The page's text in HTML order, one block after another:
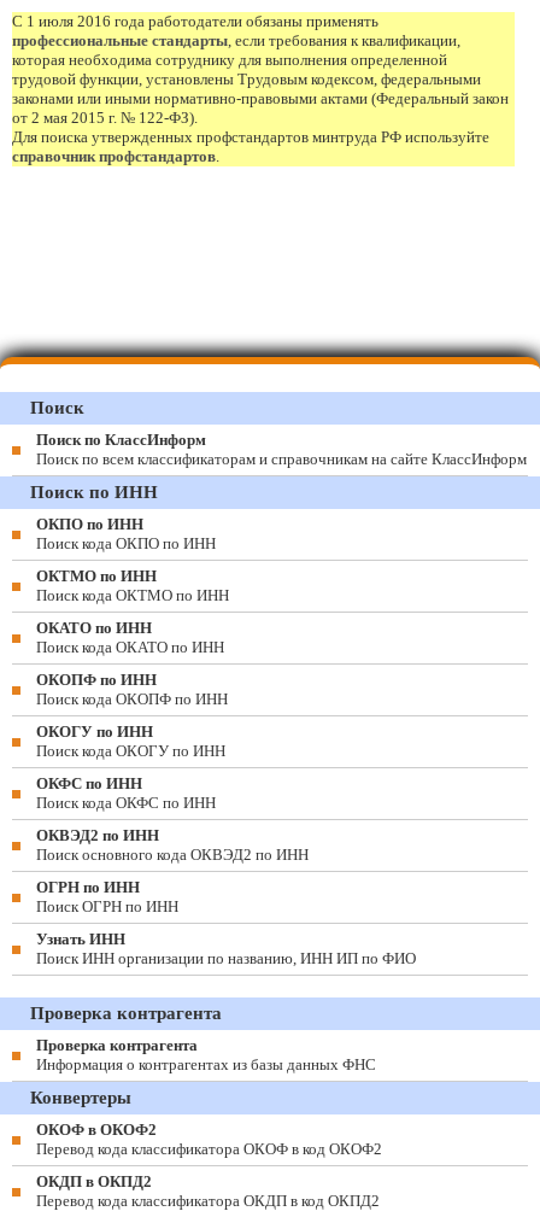
С 1 июля 2016 года работодатели обязаны применять
профессиональные стандарты, если требования к квалификации,
которая необходима сотруднику для выполнения определенной
трудовой функции, установлены Трудовым кодексом, федеральными
законами или иными нормативно-правовыми актами (Федеральный закон
от 2 мая 2015 г. № 122-ФЗ).
Для поиска утвержденных профстандартов минтруда РФ используйте
справочник профстандартов.
Поиск
Поиск по КлассИнформ
Поиск по всем классификаторам и справочникам на сайте КлассИнформ
Поиск по ИНН
ОКПО по ИНН
Поиск кода ОКПО по ИНН
ОКТМО по ИНН
Поиск кода ОКТМО по ИНН
ОКАТО по ИНН
Поиск кода ОКАТО по ИНН
ОКОПФ по ИНН
Поиск кода ОКОПФ по ИНН
ОКОГУ по ИНН
Поиск кода ОКОГУ по ИНН
ОКФС по ИНН
Поиск кода ОКФС по ИНН
ОКВЭД2 по ИНН
Поиск основного кода ОКВЭД2 по ИНН
ОГРН по ИНН
Поиск ОГРН по ИНН
Узнать ИНН
Поиск ИНН организации по названию, ИНН ИП по ФИО
Проверка контрагента
Проверка контрагента
Информация о контрагентах из базы данных ФНС
Конвертеры
ОКОФ в ОКОФ2
Перевод кода классификатора ОКОФ в код ОКОФ2
ОКДП в ОКПД2
Перевод кода классификатора ОКДП в код ОКПД2